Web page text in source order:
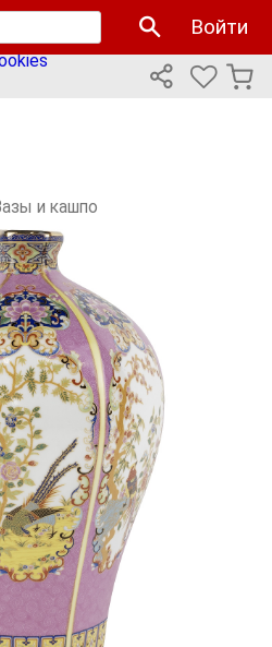
для улучшения работы
пользоваться сайтом
политикой использования
Войти
и кашпо